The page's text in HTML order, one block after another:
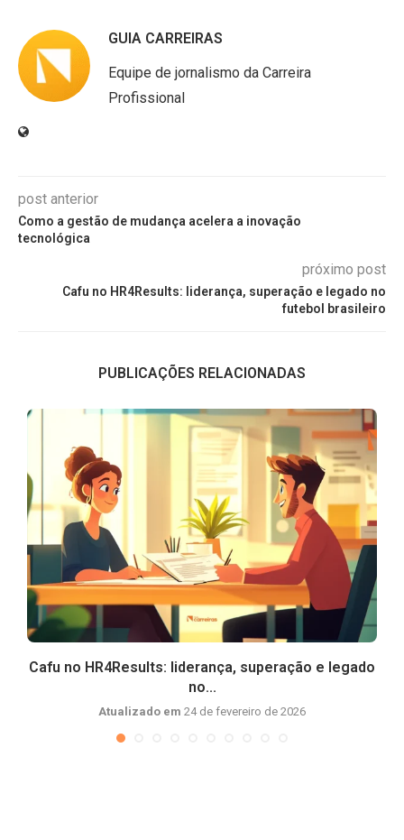
GUIA CARREIRAS
Equipe de jornalismo da Carreira
Profissional
post anterior
Como a gestão de mudança acelera a inovação
tecnológica
próximo post
Cafu no HR4Results: liderança, superação e legado no
futebol brasileiro
PUBLICAÇÕES RELACIONADAS
Cafu no HR4Results: liderança, superação e legado
no...
Atualizado em 24 de fevereiro de 2026